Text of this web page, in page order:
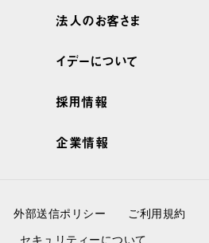
法人のお客さま
イデーについて
採用情報
企業情報
外部送信ポリシー
ご利用規約
セキュリティーについて